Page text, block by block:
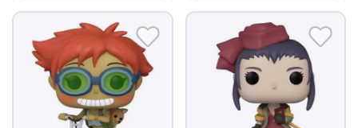
Sortare după sport
Sortare după muzică
Tipuri de produse